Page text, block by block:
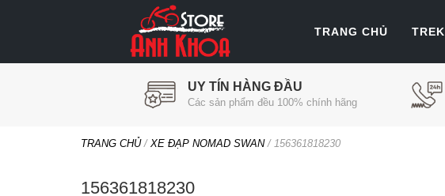
TRANG CHỦ TREK
UY TÍN HÀNG ĐẦU
Các sản phẩm đều 100% chính hãng
TRANG CHỦ/ XE ĐẠP NOMAD SWAN/ 156361818230
156361818230